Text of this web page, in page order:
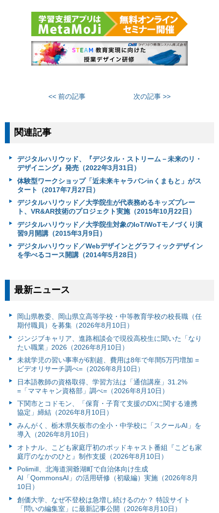
<< 前の記事 次の記事 >>
関連記事
デジタルハリウッド、『デジタル・ストリーム－未来のリ・
デザイニング』発売（2022年3月31日）
体験型ワークショップ「近未来キャラバンinくまもと」がス
タート（2017年7月27日）
デジタルハリウッド／大学院生が代表務めるキッズプレー
ト、VR&AR技術のプロジェクト実施（2015年10月22日）
デジタルハリウッド／大学院生対象のIoT/WoTモノづくり演
習9月開講（2015年3月9日）
デジタルハリウッド／Webデザインとグラフィックデザイン
を学べるコース開講（2014年5月28日）
最新ニュース
岡山県教委、岡山県立高等学校・中等教育学校の校長職（任
期付職員）を募集（2026年8月10日）
ジンジブキャリア、進路相談会で現役高校生に聞いた「なり
たい職業」2026（2026年8月10日）
未就学児の習い事率が6割超、費用は8年で年間5万円増加 =
ビデオリサーチ調べ=（2026年8月10日）
日本語教師の資格取得、学習方法は「通信講座」31.2%
=「ママキャン資格部」調べ=（2026年8月10日）
下関市とコドモン、「保育・子育て支援のDXに関する連携
協定」締結（2026年8月10日）
みんがく、栃木県矢板市の全小・中学校に「スクールAI」を
導入（2026年8月10日）
オトナル、こども家庭庁初のポッドキャスト番組『こども家
庭庁のなかのひと』制作支援（2026年8月10日）
Polimill、北海道洞爺湖町で自治体向け生成
AI「QommonsAI」の活用研修（初級編）実施（2026年8月
10日）
創価大学、なぜ不登校は急増し続けるのか？ 特設サイト
「問いの編集室」に最新記事公開（2026年8月10日）